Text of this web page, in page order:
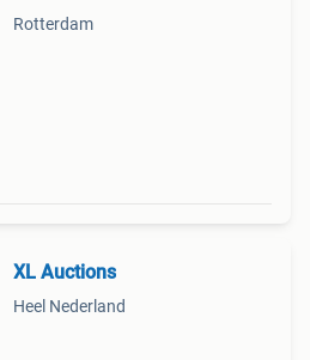
Rotterdam
XL Auctions
Heel Nederland